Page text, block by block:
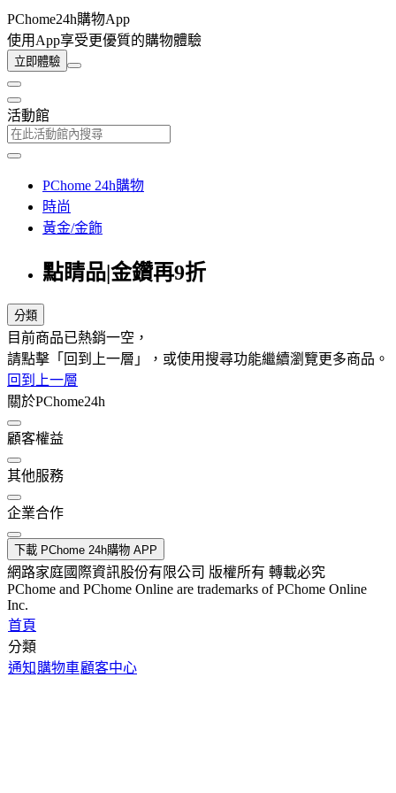
PChome24h購物App
使用App享受更優質的購物體驗
立即體驗
活動館
PChome 24h購物
時尚
黃金/金飾
點睛品|金鑽再9折
分類
目前商品已熱銷一空，
請點擊「回到上一層」，或使用搜尋功能繼續瀏覽更多商品。
回到上一層
關於PChome24h
顧客權益
其他服務
企業合作
下載 PChome 24h購物 APP
網路家庭國際資訊股份有限公司 版權所有 轉載必究
PChome and PChome Online are trademarks of PChome Online
Inc.
首頁
分類
通知 購物車顧客中心